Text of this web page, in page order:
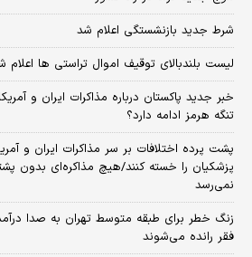
شرط جدید بازنشستگی اعلام شد
لیست بلندبالای توقیف اموال تراستی ها اعلام
خبر جدید پاکستان درباره مذاکرات ایران و
تنگه هرمز ادامه دارد؟
پشت پرده اختلافات بر سر مذاکرات ایران و
پزشکیان را خسته کنند/هیچ مذاکره‌ای بدون
نمی‌رسد
زنگ خطر برای طبقه متوسط تهران به صدا
فقر رانده می‌شوند